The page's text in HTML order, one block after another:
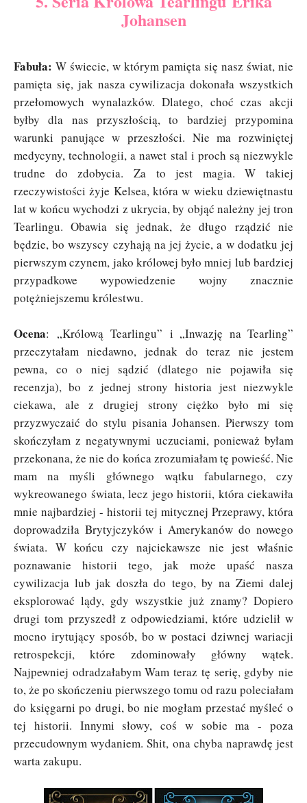
Johansen
Fabuła: W świecie, w którym pamięta się nasz świat, nie
pamięta się, jak nasza cywilizacja dokonała wszystkich
przełomowych wynalazków. Dlatego, choć czas akcji
byłby dla nas przyszłością, to bardziej przypomina
warunki panujące w przeszłości. Nie ma rozwiniętej
medycyny, technologii, a nawet stal i proch są niezwykle
trudne do zdobycia. Za to jest magia. W takiej
rzeczywistości żyje Kelsea, która w wieku dziewiętnastu
lat w końcu wychodzi z ukrycia, by objąć należny jej tron
Tearlingu. Obawia się jednak, że długo rządzić nie
będzie, bo wszyscy czyhają na jej życie, a w dodatku jej
pierwszym czynem, jako królowej było mniej lub bardziej
przypadkowe wypowiedzenie wojny znacznie
potężniejszemu królestwu.
Ocena: „Królową Tearlingu” i „Inwazję na Tearling”
przeczytałam niedawno, jednak do teraz nie jestem
pewna, co o niej sądzić (dlatego nie pojawiła się
recenzja), bo z jednej strony historia jest niezwykle
ciekawa, ale z drugiej strony ciężko było mi się
przyzwyczaić do stylu pisania Johansen. Pierwszy tom
skończyłam z negatywnymi uczuciami, ponieważ byłam
przekonana, że nie do końca zrozumiałam tę powieść. Nie
mam na myśli głównego wątku fabularnego, czy
wykreowanego świata, lecz jego historii, która ciekawiła
mnie najbardziej - historii tej mitycznej Przeprawy, która
doprowadziła Brytyjczyków i Amerykanów do nowego
świata. W końcu czy najciekawsze nie jest właśnie
poznawanie historii tego, jak może upaść nasza
cywilizacja lub jak doszła do tego, by na Ziemi dalej
eksplorować lądy, gdy wszystkie już znamy? Dopiero
drugi tom przyszedł z odpowiedziami, które udzielił w
mocno irytujący sposób, bo w postaci dziwnej wariacji
retrospekcji, które zdominowały główny wątek.
Najpewniej odradzałabym Wam teraz tę serię, gdyby nie
to, że po skończeniu pierwszego tomu od razu poleciałam
do księgarni po drugi, bo nie mogłam przestać myśleć o
tej historii. Innymi słowy, coś w sobie ma - poza
przecudownym wydaniem. Shit, ona chyba naprawdę jest
warta zakupu.